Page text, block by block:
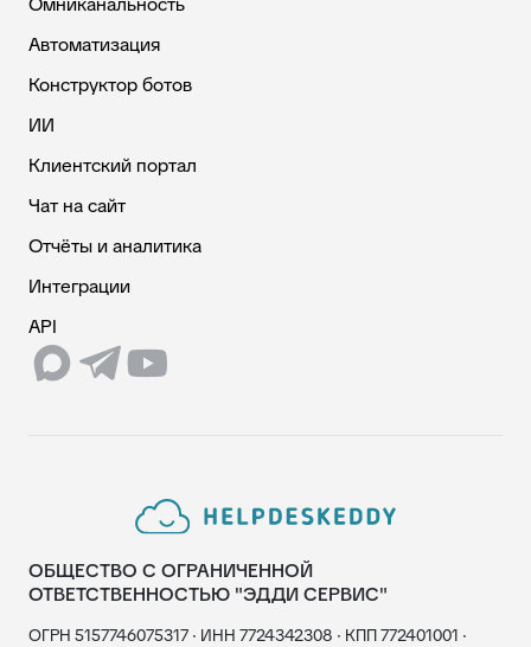
Автоматизация
Конструктор ботов
ИИ
Клиентский портал
Чат на сайт
Отчёты и аналитика
Интеграции
API
ОБЩЕСТВО С ОГРАНИЧЕННОЙ
ОТВЕТСТВЕННОСТЬЮ "ЭДДИ СЕРВИС"
ОГРН 5157746075317 · ИНН 7724342308 · КПП 772401001 ·